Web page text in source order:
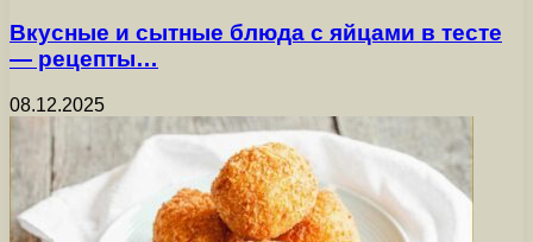
Вкусные и сытные блюда с яйцами в тесте
— рецепты…
08.12.2025